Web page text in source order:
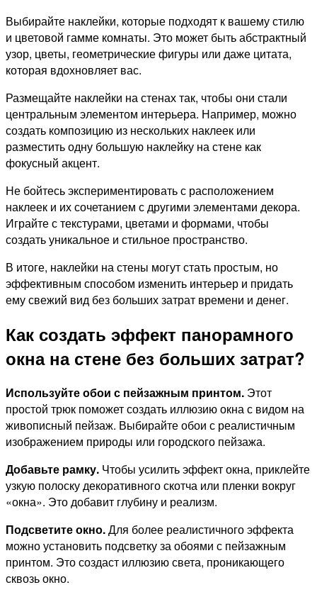
Выбирайте наклейки, которые подходят к вашему стилю
и цветовой гамме комнаты. Это может быть абстрактный
узор, цветы, геометрические фигуры или даже цитата,
которая вдохновляет вас.
Размещайте наклейки на стенах так, чтобы они стали
центральным элементом интерьера. Например, можно
создать композицию из нескольких наклеек или
разместить одну большую наклейку на стене как
фокусный акцент.
Не бойтесь экспериментировать с расположением
наклеек и их сочетанием с другими элементами декора.
Играйте с текстурами, цветами и формами, чтобы
создать уникальное и стильное пространство.
В итоге, наклейки на стены могут стать простым, но
эффективным способом изменить интерьер и придать
ему свежий вид без больших затрат времени и денег.
Как создать эффект панорамного
окна на стене без больших затрат?
Используйте обои с пейзажным принтом. Этот
простой трюк поможет создать иллюзию окна с видом на
живописный пейзаж. Выбирайте обои с реалистичным
изображением природы или городского пейзажа.
Добавьте рамку. Чтобы усилить эффект окна, приклейте
узкую полоску декоративного скотча или пленки вокруг
«окна». Это добавит глубину и реализм.
Подсветите окно.Для более реалистичного эффекта
можно установить подсветку за обоями с пейзажным
принтом. Это создаст иллюзию света, проникающего
сквозь окно.